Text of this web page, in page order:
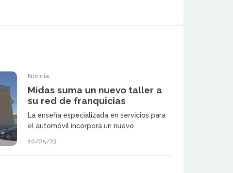
Noticia
Midas suma un nuevo taller a
su red de franquicias
La enseña especializada en servicios para
el automóvil incorpora un nuevo
10/05/23